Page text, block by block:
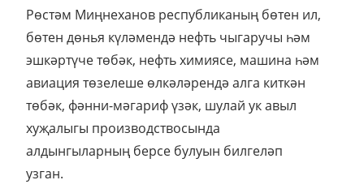
Рөстәм Миңнеханов республиканың бөтен ил,
бөтен дөнья күләмендә нефть чыгаручы һәм
эшкәртүче төбәк, нефть химиясе, машина һәм
авиация төзелеше өлкәләрендә алга киткән
төбәк, фәнни-мәгариф үзәк, шулай ук авыл
хуҗалыгы производствосында
алдынгыларның берсе булуын билгеләп
узган.